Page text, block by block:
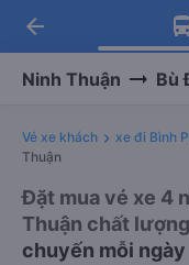
Tải
Nhận
Tải
-30k/
arrow_back
Ninh Thuận Bù
Vé xe khách xe đi Bình
Thuận
Đặt mua vé xe 4
Thuận chất
chuyến mỗi ngày